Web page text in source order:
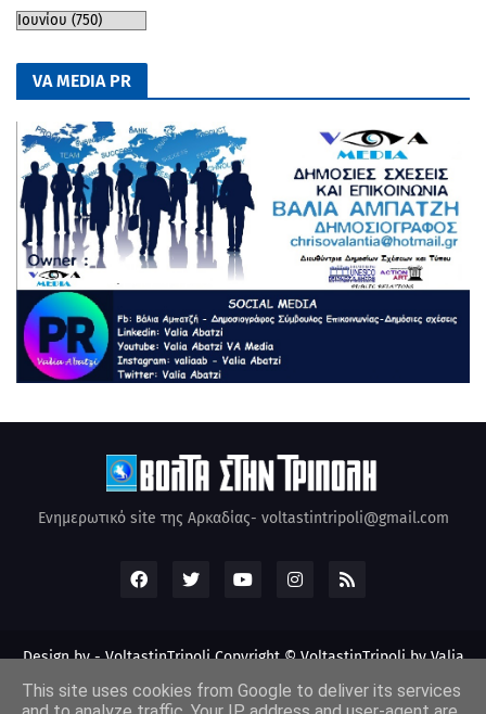
VA MEDIA PR
Ενημερωτικό site της Αρκαδίας- voltastintripoli@gmail.com
Design by -VoltastinTripoliCopyright © VoltastinTripoli by Valia
This site uses cookies from Google to deliver its services